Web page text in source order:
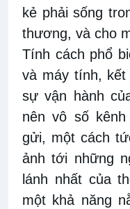
kẻ phải sống
thương, và cho
Tính cách phổ
và máy tính,
sự vận hành
nên vô số
gửi, một cách
ảnh tới những
lánh nhất của
một khả năng